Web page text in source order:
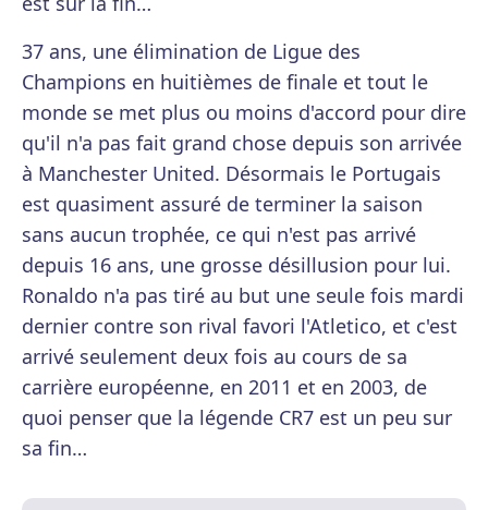
37 ans, une élimination de Ligue des
Champions en huitièmes de finale et tout le
monde se met plus ou moins d'accord pour dire
qu'il n'a pas fait grand chose depuis son arrivée
à Manchester United. Désormais le Portugais
est quasiment assuré de terminer la saison
sans aucun trophée, ce qui n'est pas arrivé
depuis 16 ans, une grosse désillusion pour lui.
Ronaldo n'a pas tiré au but une seule fois mardi
dernier contre son rival favori l'Atletico, et c'est
arrivé seulement deux fois au cours de sa
carrière européenne, en 2011 et en 2003, de
quoi penser que la légende CR7 est un peu sur
sa fin…